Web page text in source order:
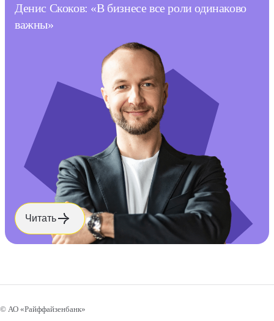
Денис Скоков: «В бизнесе все роли одинаково
важны»
Читать
© АО «Райффайзенбанк»